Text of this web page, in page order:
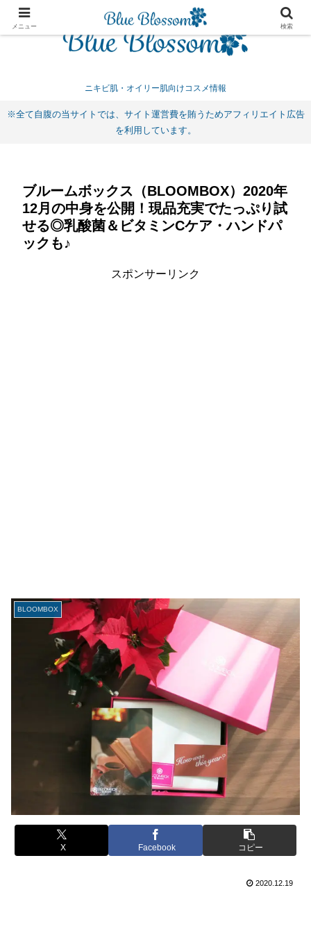
ニキビ肌・オイリー肌向けコスメ情報
※全て自腹の当サイトでは、サイト運営費を賄うためアフィリエイト広告
を利用しています。
ブルームボックス（BLOOMBOX）2020年
12月の中身を公開！現品充実でたっぷり試
せる◎乳酸菌＆ビタミンCケア・ハンドパ
ックも♪
スポンサーリンク
BLOOMBOX
X Facebook コピー
2020.12.19
メニュー 検索